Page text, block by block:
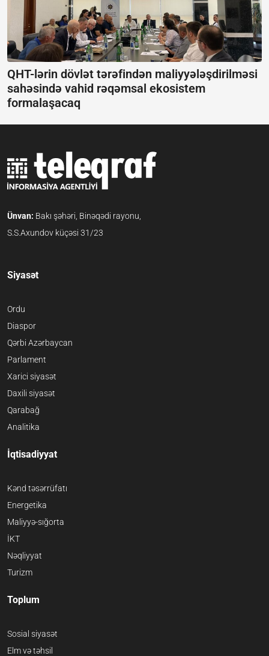
QHT-lərin dövlət tərəfindən maliyyələşdirilməsi
sahəsində vahid rəqəmsal ekosistem
formalaşacaq
Ünvan: Bakı şəhəri, Binəqədi rayonu,
S.S.Axundov küçəsi 31/23
Siyasət
Ordu
Diaspor
Qərbi Azərbaycan
Parlament
Xarici siyasət
Daxili siyasət
Qarabağ
Analitika
İqtisadiyyat
Kənd təsərrüfatı
Energetika
Maliyyə-sığorta
İKT
Nəqliyyat
Turizm
Toplum
Sosial siyasət
Elm və təhsil